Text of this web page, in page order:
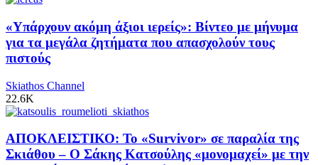
«Υπάρχουν ακόμη άξιοι ιερείς»: Βίντεο με μήνυμα
για τα μεγάλα ζητήματα που απασχολούν τους
πιστούς
Skiathos Channel
22.6K
ΑΠΟΚΛΕΙΣΤΙΚΟ: Το «Survivor» σε παραλία της
Σκιάθου – Ο Σάκης Κατσούλης «μονομαχεί» με την